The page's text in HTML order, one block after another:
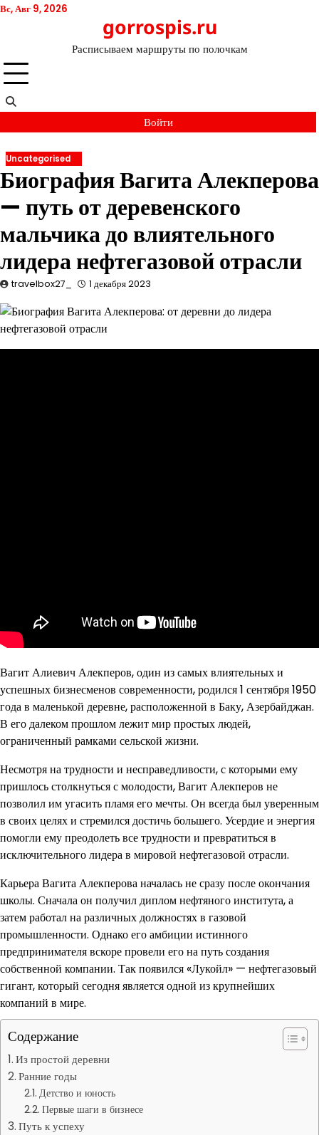
Перейти
Вс, Авг 9, 2026
gorrospis.ru
Расписываем маршруты по полочкам
Войти
Uncategorised
Биография Вагита Алекперова
— путь от деревенского
мальчика до влиятельного
лидера нефтегазовой отрасли
travelbox27_ 1 декабря 2023
Вагит Алиевич Алекперов, один из самых влиятельных и
успешных бизнесменов современности, родился 1 сентября 1950
года в маленькой деревне, расположенной в Баку, Азербайджан.
В его далеком прошлом лежит мир простых людей,
ограниченный рамками сельской жизни.
Несмотря на трудности и несправедливости, с которыми ему
пришлось столкнуться с молодости, Вагит Алекперов не
позволил им угасить пламя его мечты. Он всегда был уверенным
в своих целях и стремился достичь большего. Усердие и энергия
помогли ему преодолеть все трудности и превратиться в
исключительного лидера в мировой нефтегазовой отрасли.
Карьера Вагита Алекперова началась не сразу после окончания
школы. Сначала он получил диплом нефтяного института, а
затем работал на различных должностях в газовой
промышленности. Однако его амбиции истинного
предпринимателя вскоре провели его на путь создания
собственной компании. Так появился «Лукойл» — нефтегазовый
гигант, который сегодня является одной из крупнейших
компаний в мире.
Содержание
Из простой деревни
Ранние годы
Детство и юность
Первые шаги в бизнесе
Путь к успеху